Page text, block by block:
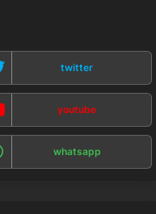
twitter
youtube
whatsapp